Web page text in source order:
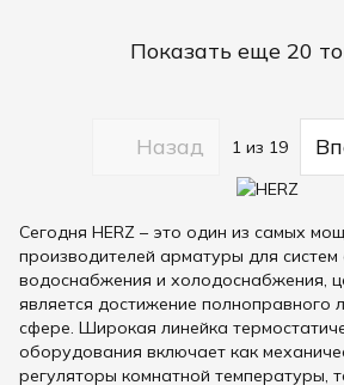
Показать еще 20
Назад 1 из 19
Сегодня HERZ – это один из самых
производителей арматуры для систем
водоснабжения и холодоснабжения,
является достижение полноправного
сфере. Широкая линейка
оборудования включает как
регуляторы комнатной температуры,